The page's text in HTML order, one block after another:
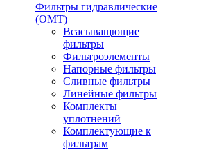
Фильтры гидравлические
(OMT)
Всасыващющие
фильтры
Фильтроэлементы
Напорные фильтры
Сливные фильтры
Линейные фильтры
Комплекты
уплотнений
Комплектующие к
фильтрам